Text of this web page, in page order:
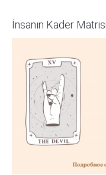
İnsanın Kader